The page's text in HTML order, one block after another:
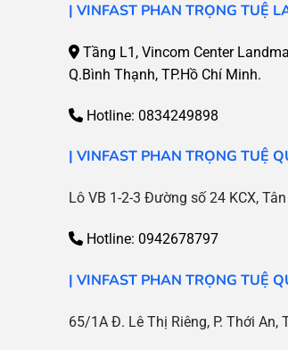
| VINFAST PHAN TRỌNG TUỆ
Tầng L1, Vincom Center
Q.Bình Thạnh, TP.Hồ Chí Minh.
Hotline: 0834249898
| VINFAST PHAN TRỌNG TUỆ
Lô VB 1-2-3 Đường số 24 KCX,
Hotline: 0942678797
| VINFAST PHAN TRỌNG TUỆ
65/1A Đ. Lê Thị Riêng, P. Thới An,